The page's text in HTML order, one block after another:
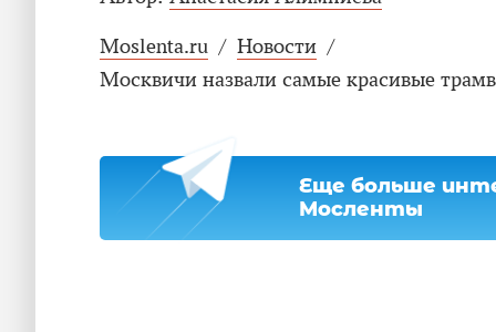
Moslenta.ru / Новости /
Москвичи назвали самые красивые
Еще больше
Мосленты